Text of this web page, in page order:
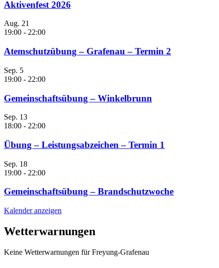
Aktivenfest 2026
Aug. 21
19:00 - 22:00
Atemschutzübung – Grafenau – Termin 2
Sep. 5
19:00 - 22:00
Gemeinschaftsübung – Winkelbrunn
Sep. 13
18:00 - 22:00
Übung – Leistungsabzeichen – Termin 1
Sep. 18
19:00 - 22:00
Gemeinschaftsübung – Brandschutzwoche
Kalender anzeigen
Wetterwarnungen
Keine Wetterwarnungen für Freyung-Grafenau